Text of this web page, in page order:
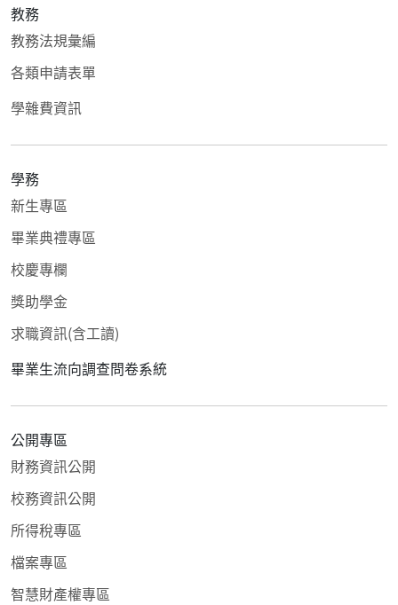
教務
教務法規彙編
各類申請表單
學雜費資訊
學務
新生專區
畢業典禮專區
校慶專欄
獎助學金
求職資訊(含工讀)
畢業生流向調查問卷系統
公開專區
財務資訊公開
校務資訊公開
所得稅專區
檔案專區
智慧財產權專區